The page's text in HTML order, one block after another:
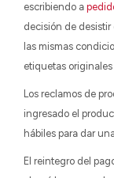
escribiendo a
decisión de desistir
las mismas
etiquetas originales
Los reclamos de
ingresado el
hábiles para dar
El reintegro del